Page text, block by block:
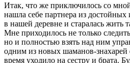
Итак, что же приключилось со
нашла себе партнера из
в нашей деревне и старалась жить
Мне приходилось не только
но и полностью взять над ним
одним из новых шаманов-
время уходило на сестру и брата.